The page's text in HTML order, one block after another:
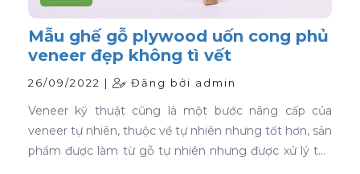
Mẫu ghế gỗ plywood uốn cong phủ
veneer đẹp không tì vết
26/09/2022 | Đăng bởi admin
Veneer kỹ thuật cũng là một bước nâng cấp của
veneer tự nhiên, thuộc về tự nhiên nhưng tốt hơn, sản
phẩm được làm từ gỗ tự nhiên nhưng được xử lý tạo